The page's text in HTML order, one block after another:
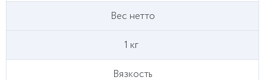
Вес нетто
1 кг
Вязкость